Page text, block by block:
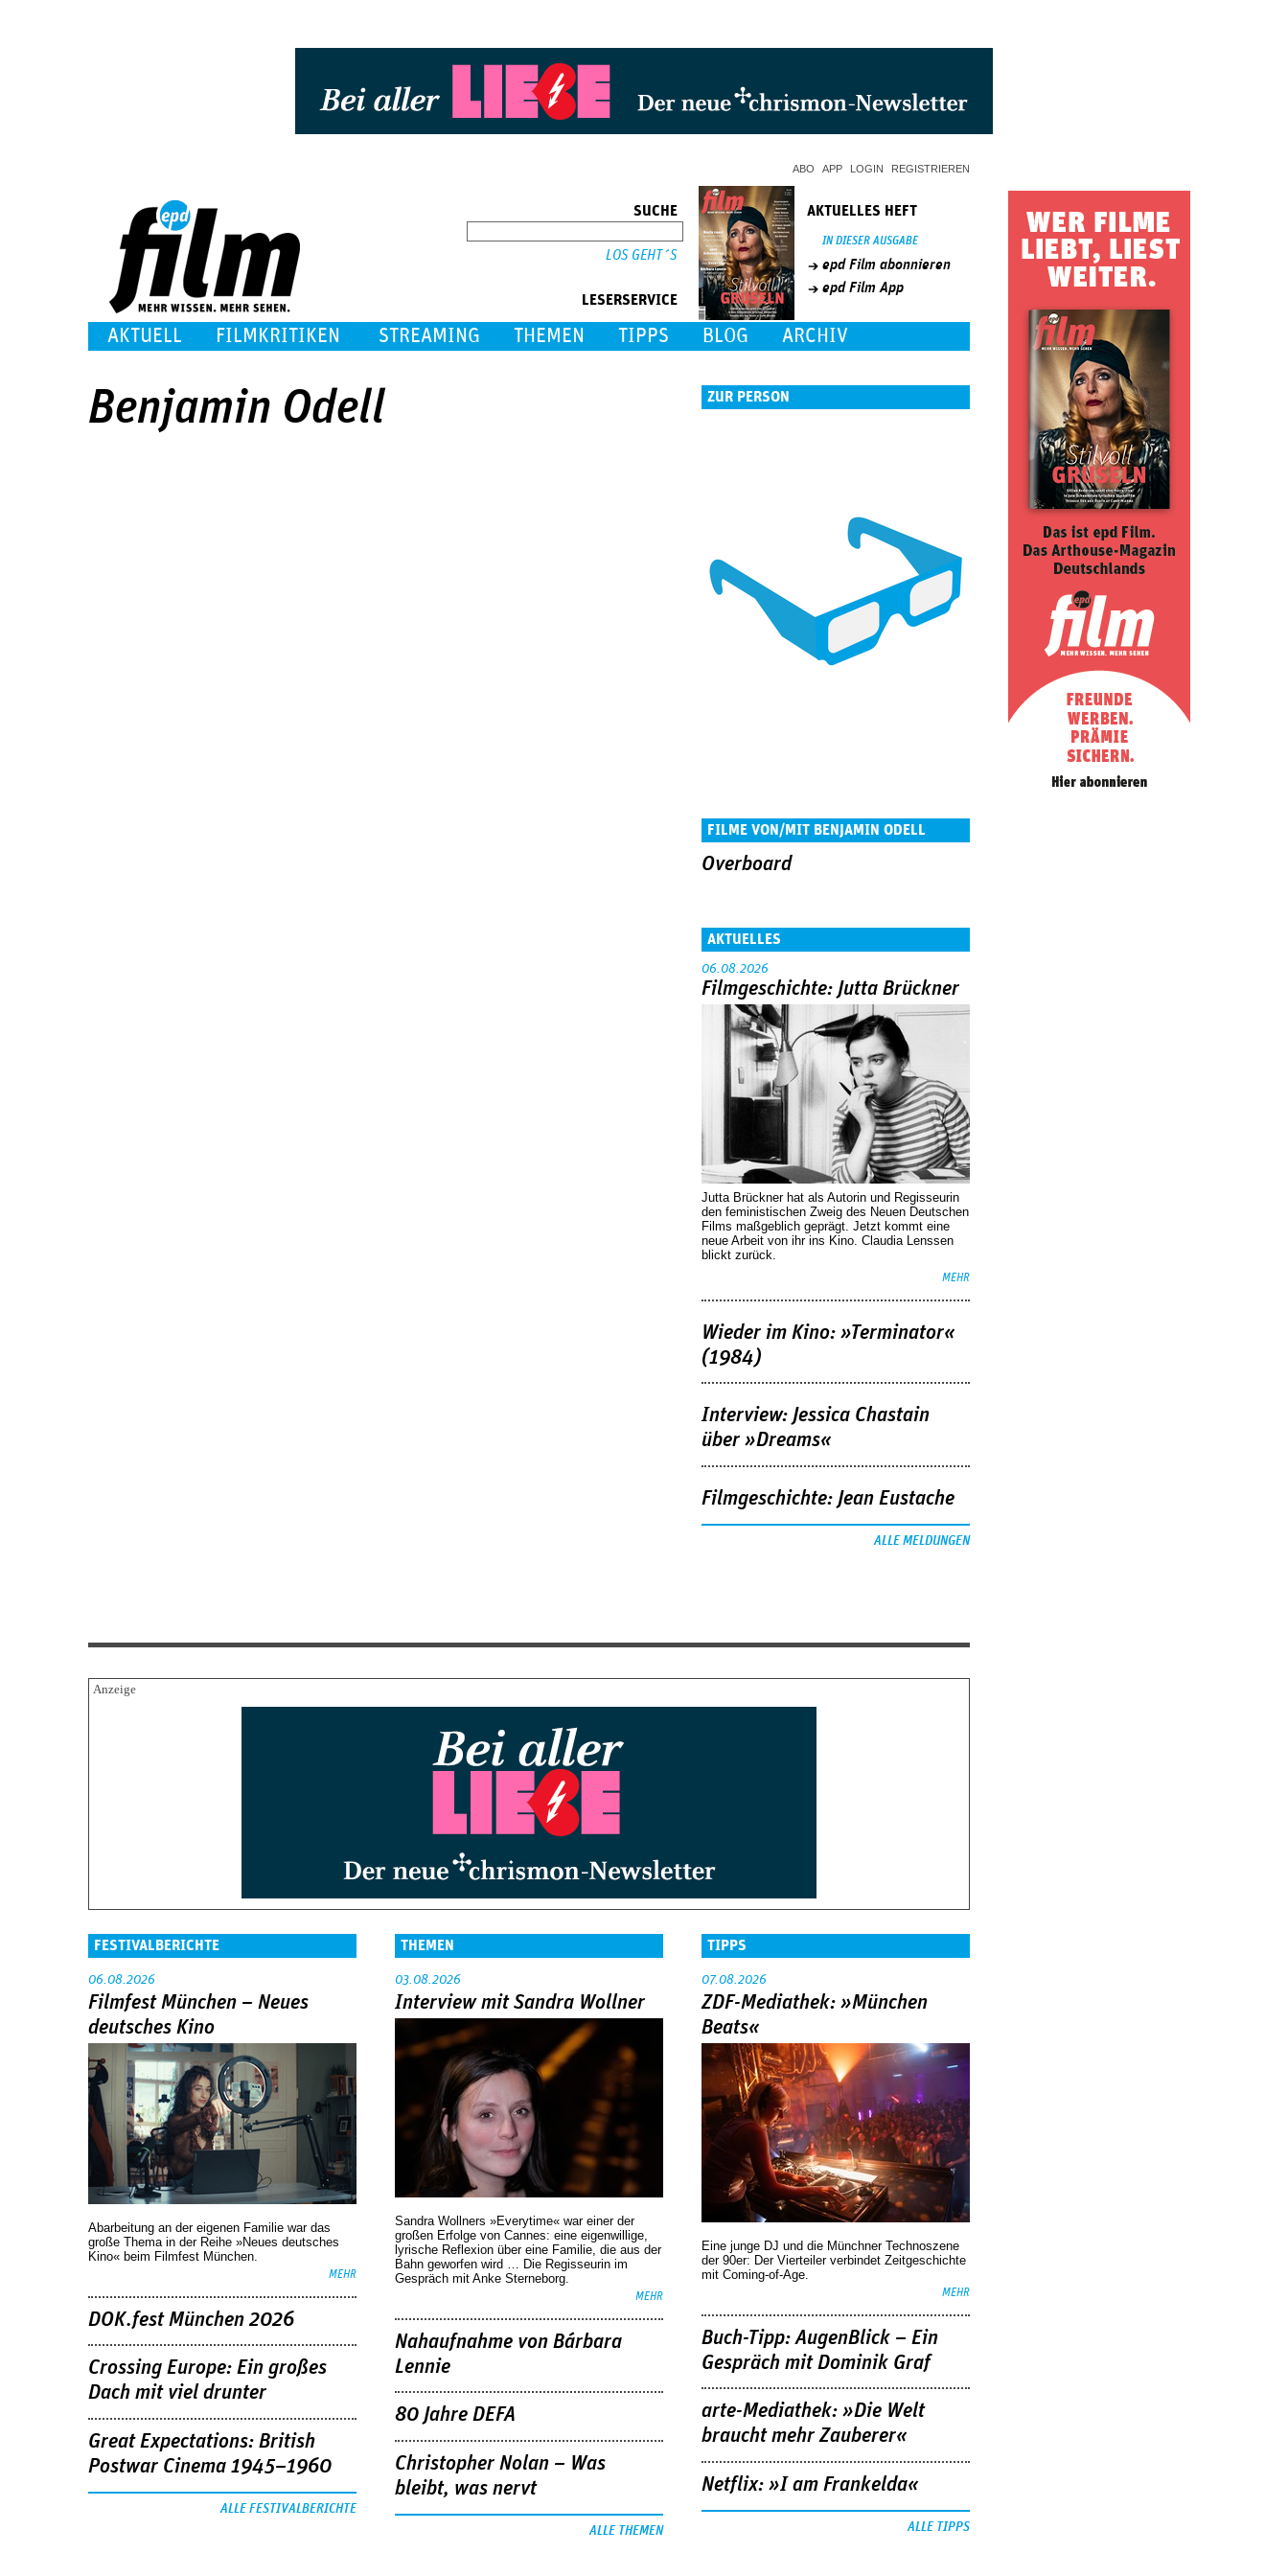
ABO APP LOGIN REGISTRIEREN
SUCHE
LESERSERVICE
AKTUELLES HEFT
IN DIESER AUSGABE
epd Film abonnieren
epd Film App
AKTUELL FILMKRITIKEN STREAMING THEMEN TIPPS BLOG ARCHIV
Benjamin Odell ZUR PERSON
FILME VON/MIT BENJAMIN ODELL
Overboard
AKTUELLES
06.08.2026
Filmgeschichte: Jutta Brückner
Jutta Brückner hat als Autorin und Regisseurin
den feministischen Zweig des Neuen Deutschen
Films maßgeblich geprägt. Jetzt kommt eine
neue Arbeit von ihr ins Kino. Claudia Lenssen
blickt zurück.
MEHR
Wieder im Kino: »Terminator«
(1984)
Interview: Jessica Chastain
über »Dreams«
Filmgeschichte: Jean Eustache
ALLE MELDUNGEN
FESTIVALBERICHTE
06.08.2026
Filmfest München – Neues
deutsches Kino
Abarbeitung an der eigenen Familie war das
große Thema in der Reihe »Neues deutsches
Kino« beim Filmfest München.
MEHR
DOK.fest München 2026
Crossing Europe: Ein großes
Dach mit viel drunter
Great Expectations: British
Postwar Cinema 1945–1960
ALLE FESTIVALBERICHTE
THEMEN
03.08.2026
Interview mit Sandra Wollner
Sandra Wollners »Everytime« war einer der
großen Erfolge von Cannes: eine eigenwillige,
lyrische Reflexion über eine ­Familie, die aus der
Bahn geworfen wird … Die Regisseurin im
Gespräch mit Anke Sterneborg.
MEHR
Nahaufnahme von Bárbara
Lennie
80 Jahre DEFA
Christopher Nolan – Was
bleibt, was nervt
ALLE THEMEN
TIPPS
07.08.2026
ZDF-Mediathek: »München
Beats«
Eine junge DJ und die Münchner Technoszene
der 90er: Der Vierteiler verbindet Zeitgeschichte
mit Coming-of-Age.
MEHR
Buch-Tipp: AugenBlick – Ein
Gespräch mit Dominik Graf
arte-Mediathek: »Die Welt
braucht mehr Zauberer«
Netflix: »I am Frankelda«
ALLE TIPPS